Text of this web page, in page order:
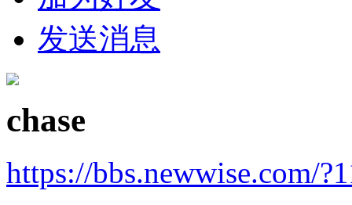
发送消息
chase
https://bbs.newwise.com/